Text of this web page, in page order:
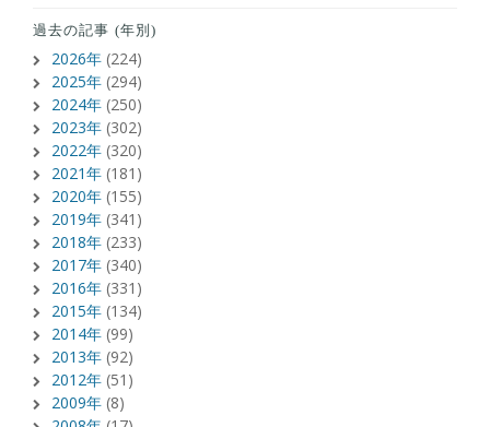
過去の記事 (年別)
2026年 (224)
2025年 (294)
2024年 (250)
2023年 (302)
2022年 (320)
2021年 (181)
2020年 (155)
2019年 (341)
2018年 (233)
2017年 (340)
2016年 (331)
2015年 (134)
2014年 (99)
2013年 (92)
2012年 (51)
2009年 (8)